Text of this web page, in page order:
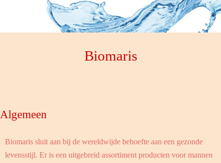
Biomaris
Algemeen
Biomaris sluit aan bij de wereldwijde behoefte aan een gezonde
levensstijl. Er is een uitgebreid assortiment producten voor mannen